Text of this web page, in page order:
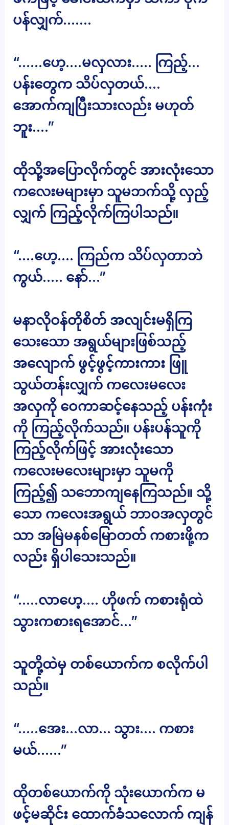
ပန်လျှက်…….
“……ဟေ့….မလှလား….. ကြည့်…
ပန်းတွေက သိပ်လှတယ်….
အောက်ကျပြီးသားလည်း မဟုတ်
ဘူး….”
ထိုသို့အပြောလိုက်တွင် အားလုံးသော
ကလေးမများမှာ သူမဘက်သို့ လှည့်
လျှက် ကြည့်လိုက်ကြပါသည်။
“….ဟေ့…. ကြည်က သိပ်လှတာဘဲ
ကွယ်….. နော်…”
မနာလိုဝန်တိုစိတ် အလျင်းမရှိကြ
သေးသော အရွယ်များဖြစ်သည့်
အလျောက် ဖွင့်ဖွင့်ကားကား ဖြူ
သွယ်တန်းလျှက် ကလေးမလေး
အလှကို ဝေကာဆင့်နေသည့် ပန်းကုံး
ကို ကြည့်လိုက်သည်။ ပန်းပန်သူကို
ကြည့်လိုက်ဖြင့် အားလုံးသော
ကလေးမလေးများမှာ သူမကို
ကြည့်၍ သဘောကျနေကြသည်။ သို့
သော ကလေးအရွယ် ဘာဝအလှတွင်
သာ အမြဲမနစ်မြောတတ် ကစားဖို့က
လည်း ရှိပါသေးသည်။
“…..လာဟေ့…. ဟိုဖက် ကစားရုံထဲ
သွားကစားရအောင်…”
သူတို့ထဲမှ တစ်ယောက်က စလိုက်ပါ
သည်။
“…..အေး…လာ… သွား…. ကစား
မယ်……”
ထိုတစ်ယောက်ကို သုံးယောက်က မ
ဖင့်မဆိုင်း ထောက်ခံသလောက် ကျန်